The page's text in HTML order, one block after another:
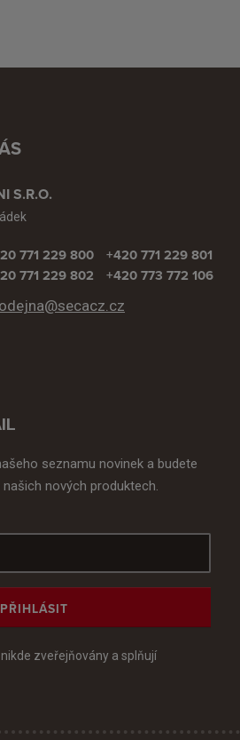
S.R.O.
771 229 800
771 229 802
+420 771 229 801
+420 773 772 106
seznamu novinek a budete
nových produktech.
PŘIHLÁSIT
zveřejňovány a splňují